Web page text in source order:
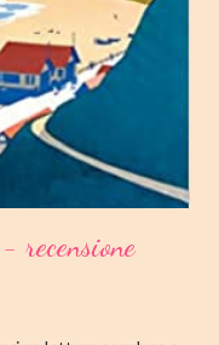
in fretta: costretta ad
anni compie i
il vestito buono e
recensione